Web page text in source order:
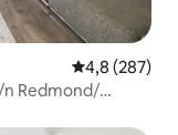
4,8 de uma
4,8 (287)
n Redmond/